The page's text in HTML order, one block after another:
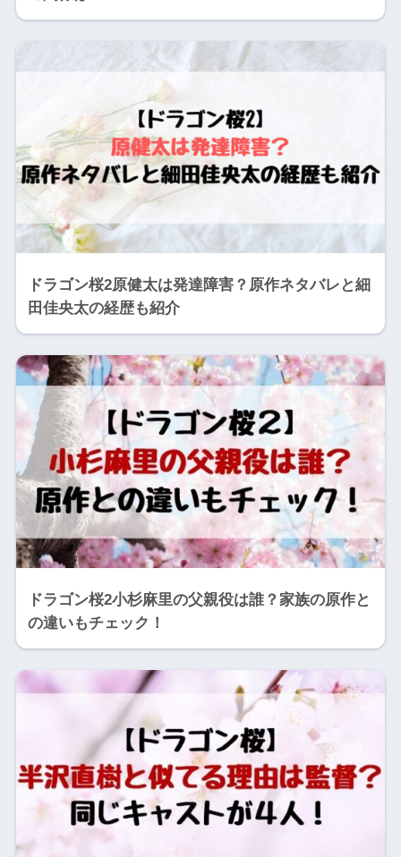
ドラゴン桜2原健太は発達障害？原作ネタバレと細
田佳央太の経歴も紹介
ドラゴン桜2小杉麻里の父親役は誰？家族の原作と
の違いもチェック！